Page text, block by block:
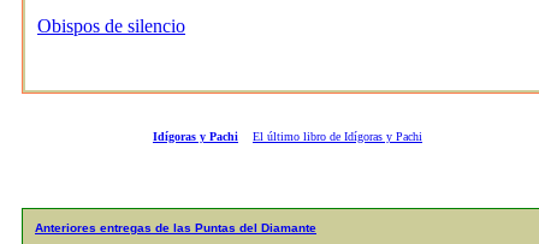
Obispos de silencio
Idígoras y Pachi El último libro de Idígoras y Pachi
Anteriores entregas de las Puntas del Diamante